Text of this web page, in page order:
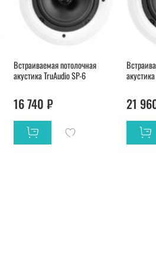
Встраиваемая потолочная
акустика TruAudio SP-6
16 740 ₽ 21